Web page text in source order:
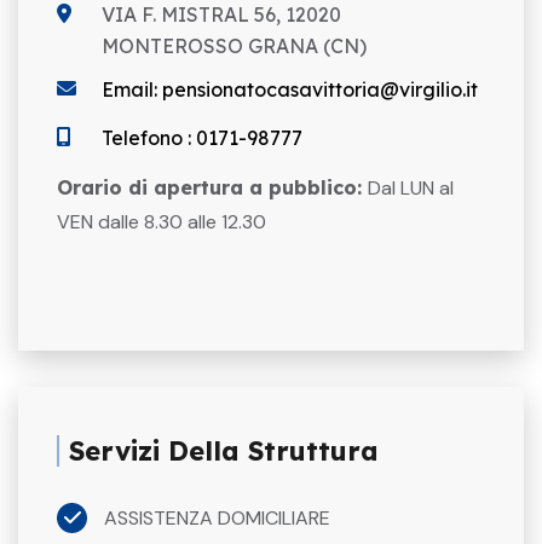
VIA F. MISTRAL 56, 12020
MONTEROSSO GRANA (CN)
Email: pensionatocasavittoria@virgilio.it
Telefono : 0171-98777
Orario di apertura a pubblico: Dal LUN al
VEN dalle 8.30 alle 12.30
Servizi Della Struttura
ASSISTENZA DOMICILIARE